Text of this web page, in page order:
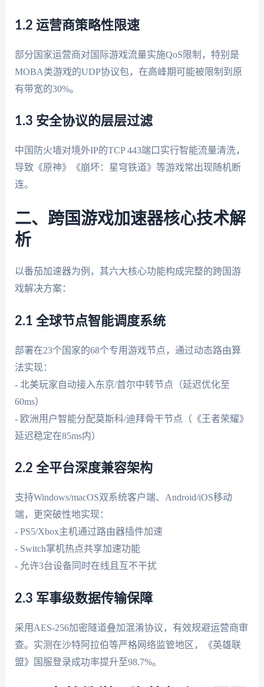
1.2 运营商策略性限速
部分国家运营商对国际游戏流量实施QoS限制，特别是
MOBA类游戏的UDP协议包，在高峰期可能被限制到原
有带宽的30%。
1.3 安全协议的层层过滤
中国防火墙对境外IP的TCP 443端口实行智能流量清洗，
导致《原神》《崩坏：星穹铁道》等游戏常出现随机断
连。
二、跨国游戏加速器核心技术解
析
以番茄加速器为例，其六大核心功能构成完整的跨国游
戏解决方案：
2.1 全球节点智能调度系统
部署在23个国家的68个专用游戏节点，通过动态路由算
法实现：
- 北美玩家自动接入东京/首尔中转节点（延迟优化至
60ms）
- 欧洲用户智能分配莫斯科/迪拜骨干节点（《王者荣耀》
延迟稳定在85ms内）
2.2 全平台深度兼容架构
支持Windows/macOS双系统客户端、Android/iOS移动
端，更突破性地实现：
- PS5/Xbox主机通过路由器插件加速
- Switch掌机热点共享加速功能
- 允许3台设备同时在线且互不干扰
2.3 军事级数据传输保障
采用AES-256加密隧道叠加混淆协议，有效规避运营商审
查。实测在沙特阿拉伯等严格网络监管地区，《英雄联
盟》国服登录成功率提升至98.7%。